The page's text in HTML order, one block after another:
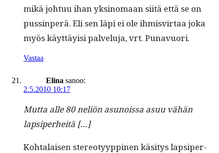
mikä johtuu ihan yksi­no­maan siitä että se on
puss­in­perä. Eli sen läpi ei ole ihmisvir­taa joka
myös käyt­täy­isi palvelu­ja, vrt. Punavuori.
Vastaa
Elina sanoo:
2.5.2010 10:17
Mut­ta alle 80 neliön asunois­sa asuu vähän
lapsiperheitä […]
Kohta­laisen stereo­tyyp­pinen käsi­tys lap­siper­